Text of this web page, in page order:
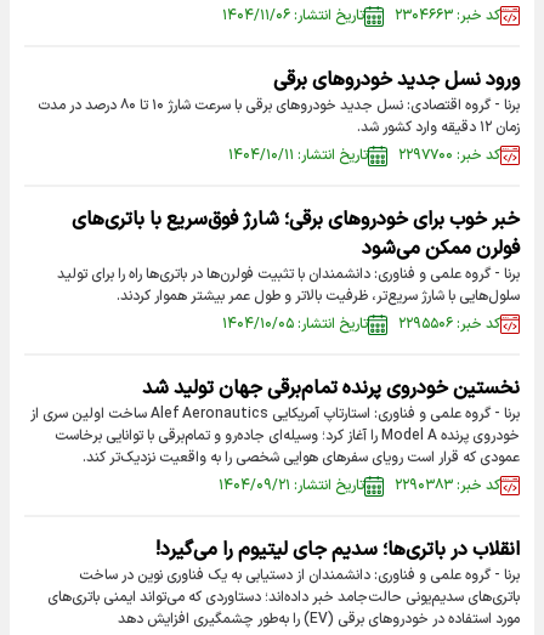
کد خبر: ۲۳۰۴۶۶۳
تاریخ انتشار: ۱۴۰۴/۱۱/۰۶
ورود نسل جدید خودروهای برقی
برنا - گروه اقتصادی: نسل جدید خودروهای برقی با سرعت شارژ ۱۰ تا ۸۰ درصد در مدت
زمان ۱۲ دقیقه وارد کشور شد.
کد خبر: ۲۲۹۷۷۰۰
تاریخ انتشار: ۱۴۰۴/۱۰/۱۱
خبر خوب برای خودرو‌های برقی؛ شارژ فوق‌سریع با باتری‌های
فولرن ممکن می‌شود
برنا - گروه علمی و فناوری: دانشمندان با تثبیت فولرن‌ها در باتری‌ها راه را برای تولید
سلول‌هایی با شارژ سریع‌تر، ظرفیت بالاتر و طول عمر بیشتر هموار کردند.
کد خبر: ۲۲۹۵۵۰۶
تاریخ انتشار: ۱۴۰۴/۱۰/۰۵
نخستین خودروی پرنده تمام‌برقی جهان تولید شد
برنا - گروه علمی و فناوری: استارتاپ آمریکایی Alef Aeronautics ساخت اولین سری از
خودروی پرنده Model A را آغاز کرد؛ وسیله‌ای جاده‌رو و تمام‌برقی با توانایی برخاست
عمودی که قرار است رویای سفر‌های هوایی شخصی را به واقعیت نزدیک‌تر کند.
کد خبر: ۲۲۹۰۳۸۳
تاریخ انتشار: ۱۴۰۴/۰۹/۲۱
انقلاب در باتری‌ها؛ سدیم جای لیتیوم را می‌گیرد!
برنا - گروه علمی و فناوری: دانشمندان از دستیابی به یک فناوری نوین در ساخت
باتری‌های سدیم‌یونی حالت‌جامد خبر داده‌اند؛ دستاوردی که می‌تواند ایمنی باتری‌های
مورد استفاده در خودرو‌های برقی (EV) را به‌طور چشمگیری افزایش دهد